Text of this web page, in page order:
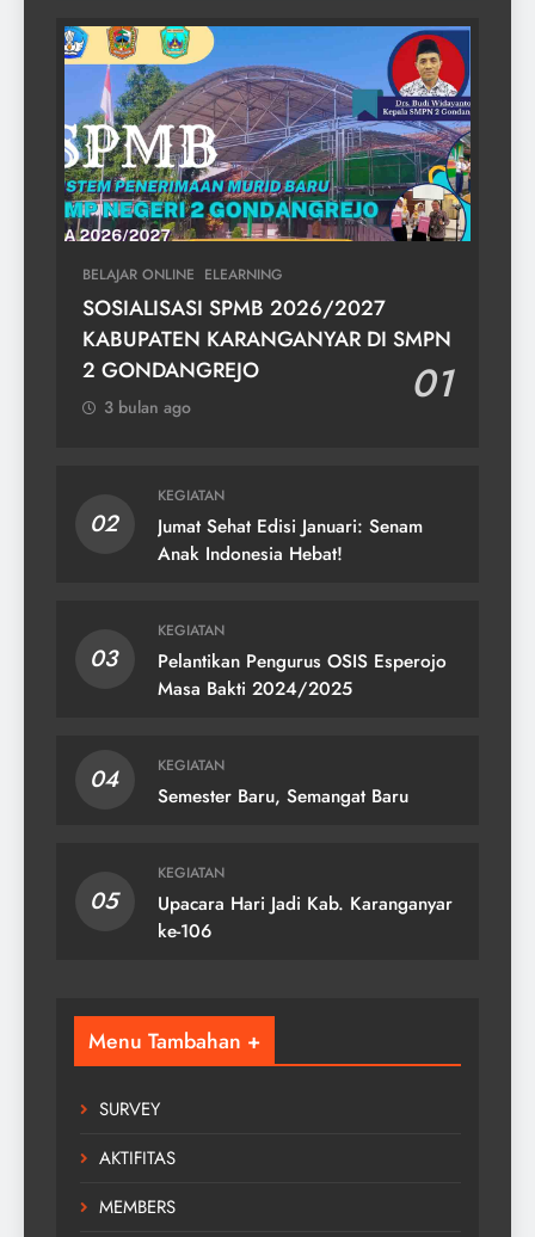
BELAJAR ONLINE ELEARNING
SOSIALISASI SPMB 2026/2027
KABUPATEN KARANGANYAR DI SMPN
2 GONDANGREJO
01
3 bulan ago
02
KEGIATAN
Jumat Sehat Edisi Januari: Senam
Anak Indonesia Hebat!
03
KEGIATAN
Pelantikan Pengurus OSIS Esperojo
Masa Bakti 2024/2025
04 KEGIATAN
Semester Baru, Semangat Baru
05
KEGIATAN
Upacara Hari Jadi Kab. Karanganyar
ke-106
Menu Tambahan +
SURVEY
AKTIFITAS
MEMBERS